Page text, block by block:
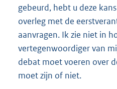
gebeurd, hebt u deze
overleg met de
aanvragen. Ik zie niet in
vertegenwoordiger van
debat moet voeren over
moet zijn of niet.